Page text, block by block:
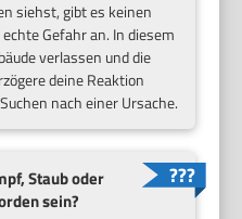
siehst, gibt es keinen
Gefahr an. In diesem
verlassen und die
deine Reaktion
nach einer Ursache.
Staub oder
sein?